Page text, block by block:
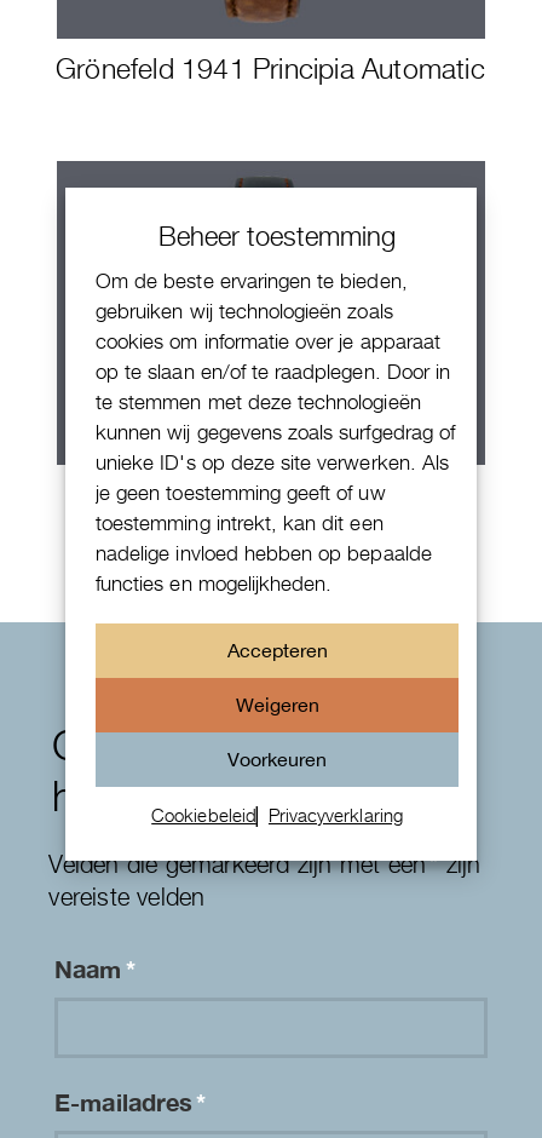
Beheer toestemming
Om de beste ervaringen te bieden,
gebruiken wij technologieën zoals
cookies om informatie over je apparaat
op te slaan en/of te raadplegen. Door in
te stemmen met deze technologieën
kunnen wij gegevens zoals surfgedrag of
unieke ID's op deze site verwerken. Als
je geen toestemming geeft of uw
toestemming intrekt, kan dit een
nadelige invloed hebben op bepaalde
functies en mogelijkheden.
Accepteren
Weigeren
Voorkeuren
Cookiebeleid Privacyverklaring
Grönefeld 1941 Principia Automatic
Grone Manueel One ‘Sjef’s One’
Contactformulier
horloges
Velden die gemarkeerd zijn met een*zijn
vereiste velden
Naam*
E-mailadres*